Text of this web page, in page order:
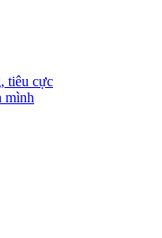
tiêu cực
mình